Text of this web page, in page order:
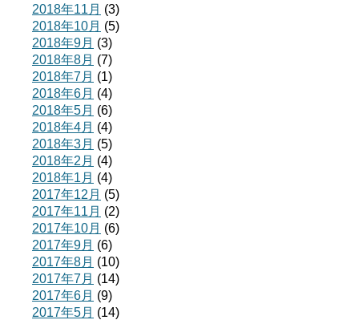
2018年11月 (3)
2018年10月 (5)
2018年9月 (3)
2018年8月 (7)
2018年7月 (1)
2018年6月 (4)
2018年5月 (6)
2018年4月 (4)
2018年3月 (5)
2018年2月 (4)
2018年1月 (4)
2017年12月 (5)
2017年11月 (2)
2017年10月 (6)
2017年9月 (6)
2017年8月 (10)
2017年7月 (14)
2017年6月 (9)
2017年5月 (14)